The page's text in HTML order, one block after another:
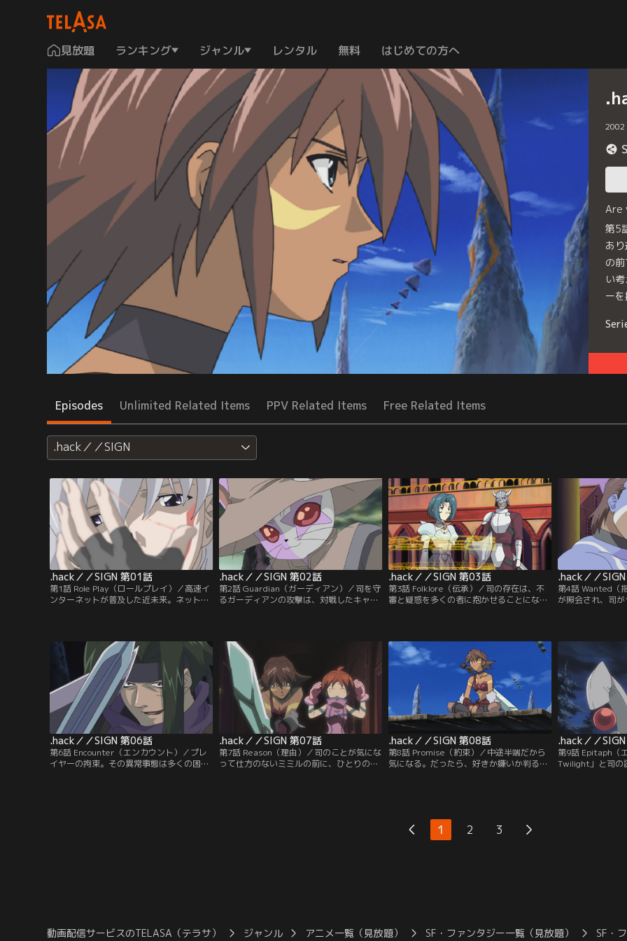
見放題 ランキング ジャンル レンタル 無料 はじめての方へ
2002
Are
第5
あ
の
い
ー
Episodes Unlimited Related Items PPV Related Items Free Related Items
.hack／／SIGN
.hack／／SIGN 第01話
第1話 Role Play（ロールプレイ）／高速イ
ンターネットが普及した近未来。ネットワ
に作られたバーチャルワールドで、司は
「痛み」を感じると同時に、他のキャラク
ターにはない絶対的な力「ガーディアン」
を手に入れる。
.hack／／SIGN 第02話
第2話 Guardian（ガーディアン）／司を守
るガーディアンの攻撃は、対戦したキャラ
に入り、ゲーム世界の秩序を守る「紅衣の
騎士団」は、その原因となった司を追い求
める。一方、司は猫の姿のキャラクター・
マハに導かれて…。
.hack／／SIGN 第03話
第3話 Folklore（伝承）／司の存在は、不
審と疑惑を多くの者に抱かせることになっ
World」にはなかったガーディアンの出現
が、噂の域から出なかった隠しアイテムの
存在を、再び浮かび上がらせる。
.hack／／
第4話 Wanted（
が照会され、司
その真実を知る
との関連を知る
に対し司との対
.hack／／SIGN 第06話
第6話 Encounter（エンカウント）／プレ
イヤーの拘束。その異常事態は多くの困惑
.hack／／SIGN 第07話
第7話 Reason（理由）／司のことが気にな
って仕方のないミミルの前に、ひとりのプ
.hack／／SIGN 第08話
第8話 Promise（約束）／中途半端だから
気になる。だったら、好きか嫌いか判るま
くれることを信じて。
.hack／／
第9話 Epitaph（
Twilight」と司の
1 2 3
動画配信サービスのTELASA（テラサ） ジャンル アニメ一覧（見放題） SF・ファンタジー一覧（見放題） SF・